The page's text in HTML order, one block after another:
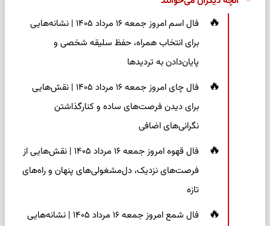
فال اسم امروز جمعه ۱۶ مرداد ۱۴۰۵ | نشانه‌هایی
برای انتخاب همراه، حفظ سلیقه شخصی و
پایان‌دادن به تردیدها
فال چای امروز جمعه ۱۶ مرداد ۱۴۰۵ | نقش‌هایی
برای دیدن فرصت‌های ساده و کنارگذاشتن
نگرانی‌های اضافی
فال قهوه امروز جمعه ۱۶ مرداد ۱۴۰۵ | نقش‌هایی از
فرصت‌های نزدیک، دل‌مشغولی‌های پنهان و راه‌های
تازه
فال شمع امروز جمعه ۱۶ مرداد ۱۴۰۵ | نشانه‌هایی